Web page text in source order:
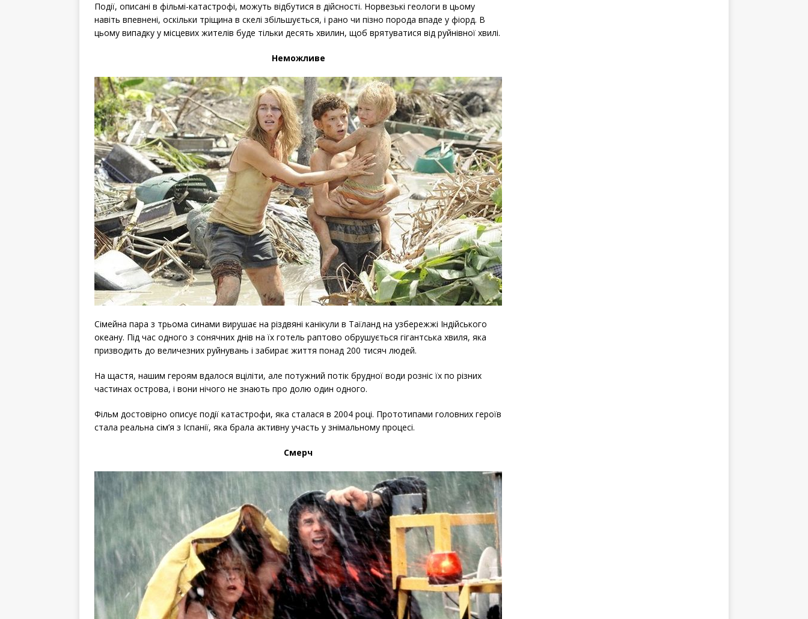
Події, описані в фільмі-катастрофі, можуть відбутися в дійсності. Норвезькі геологи в цьому
навіть впевнені, оскільки тріщина в скелі збільшується, і рано чи пізно порода впаде у фіорд. В
цьому випадку у місцевих жителів буде тільки десять хвилин, щоб врятуватися від руйнівної хвилі.
Неможливе
Сімейна пара з трьома синами вирушає на різдвяні канікули в Таїланд на узбережжі Індійського
океану. Під час одного з сонячних днів на їх готель раптово обрушується гігантська хвиля, яка
призводить до величезних руйнувань і забирає життя понад 200 тисяч людей.
На щастя, нашим героям вдалося вціліти, але потужний потік брудної води розніс їх по різних
частинах острова, і вони нічого не знають про долю один одного.
Фільм достовірно описує події катастрофи, яка сталася в 2004 році. Прототипами головних героїв
стала реальна сім’я з Іспанії, яка брала активну участь у знімальному процесі.
Смерч